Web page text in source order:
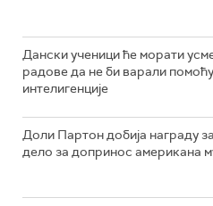
Дански ученици ће морати
радове да не би варали
интелигенције
Доли Партон добија награду
дело за допринос американа